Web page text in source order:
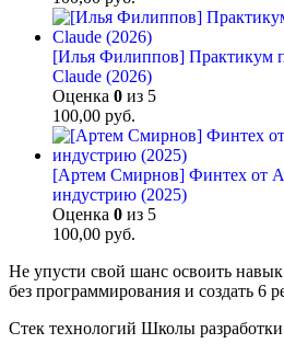
[Илья Филиппов] Практикум
Claude (2026)
Оценка 0 из 5
100,00 руб.
[Артем Смирнов] Финтех от А
индустрию (2025)
Оценка 0 из 5
100,00 руб.
Не упусти свой шанс освоить навык
без программирования и создать 6
Стек технологий Школы